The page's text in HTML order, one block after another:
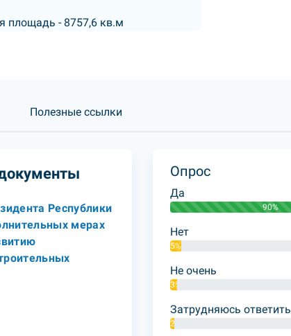
площадь - 8757,6 кв.м
Полезные ссылки
Республики
мерах
Опрос
Да
90%
Нет
5%
Не очень
3%
Затрудняюсь ответить
2%